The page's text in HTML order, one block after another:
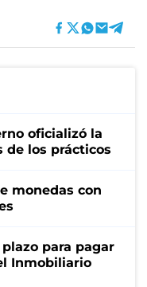
oficializó la
de los prácticos
monedas con
para pagar
Inmobiliario